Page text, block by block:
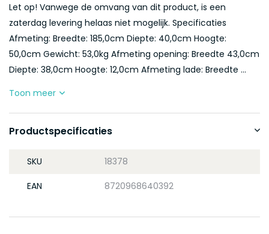
Let op! Vanwege de omvang van dit product, is een
zaterdag levering helaas niet mogelijk. Specificaties
Afmeting: Breedte: 185,0cm Diepte: 40,0cm Hoogte:
50,0cm Gewicht: 53,0kg Afmeting opening: Breedte 43,0cm
Diepte: 38,0cm Hoogte: 12,0cm Afmeting lade: Breedte ...
Toon meer
Productspecificaties
SKU 18378
EAN 8720968640392